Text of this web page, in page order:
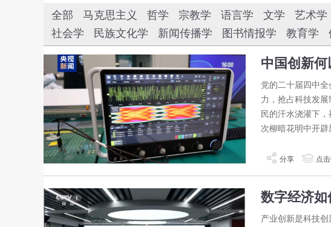
全部 马克思主义 哲学 宗教学 语言学 文学 艺术学
社会学
民族文化学 新闻传播学 图书情报学 教育学
中国创新何
党的二十届四中
力，抢占科技发
民的汗水浇灌下
次柳暗花明中开辟
分享 点
数字经济
产业创新是科技